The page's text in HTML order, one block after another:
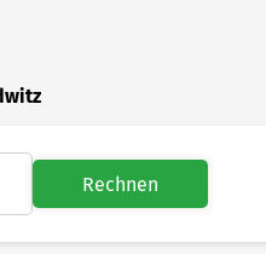
Rechnen